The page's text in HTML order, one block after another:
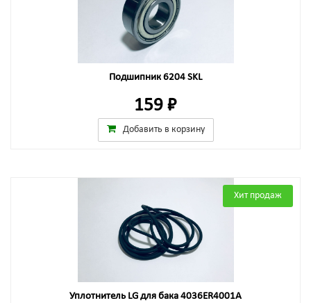
Подшипник 6204 SKL
159 ₽
Добавить в корзину
Хит продаж
Уплотнитель LG для бака 4036ER4001A